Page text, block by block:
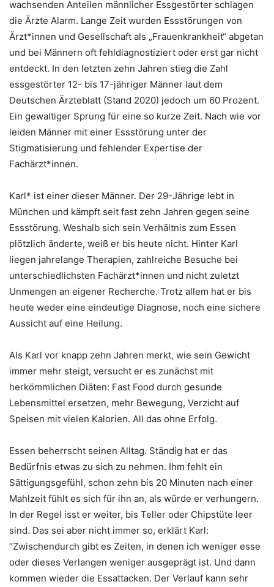
wachsenden Anteilen männlicher Essgestörter schlagen
die Ärzte Alarm. Lange Zeit wurden Essstörungen von
Ärzt*innen und Gesellschaft als „Frauenkrankheit“ abgetan
und bei Männern oft fehldiagnostiziert oder erst gar nicht
entdeckt. In den letzten zehn Jahren stieg die Zahl
essgestörter 12- bis 17-jähriger Männer laut dem
Deutschen Ärzteblatt (Stand 2020) jedoch um 60 Prozent.
Ein gewaltiger Sprung für eine so kurze Zeit. Nach wie vor
leiden Männer mit einer Essstörung unter der
Stigmatisierung und fehlender Expertise der
Fachärzt*innen.
Karl* ist einer dieser Männer. Der 29-Jährige lebt in
München und kämpft seit fast zehn Jahren gegen seine
Essstörung. Weshalb sich sein Verhältnis zum Essen
plötzlich änderte, weiß er bis heute nicht. Hinter Karl
liegen jahrelange Therapien, zahlreiche Besuche bei
unterschiedlichsten Fachärzt*innen und nicht zuletzt
Unmengen an eigener Recherche. Trotz allem hat er bis
heute weder eine eindeutige Diagnose, noch eine sichere
Aussicht auf eine Heilung.
Als Karl vor knapp zehn Jahren merkt, wie sein Gewicht
immer mehr steigt, versucht er es zunächst mit
herkömmlichen Diäten: Fast Food durch gesunde
Lebensmittel ersetzen, mehr Bewegung, Verzicht auf
Speisen mit vielen Kalorien. All das ohne Erfolg.
Essen beherrscht seinen Alltag. Ständig hat er das
Bedürfnis etwas zu sich zu nehmen. Ihm fehlt ein
Sättigungsgefühl, schon zehn bis 20 Minuten nach einer
Mahlzeit fühlt es sich für ihn an, als würde er verhungern.
In der Regel isst er weiter, bis Teller oder Chipstüte leer
sind. Das sei aber nicht immer so, erklärt Karl:
“Zwischendurch gibt es Zeiten, in denen ich weniger esse
oder dieses Verlangen weniger ausgeprägt ist. Und dann
kommen wieder die Essattacken. Der Verlauf kann sehr